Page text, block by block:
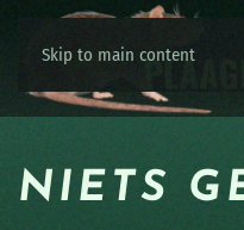
Skip to main content
NIETS